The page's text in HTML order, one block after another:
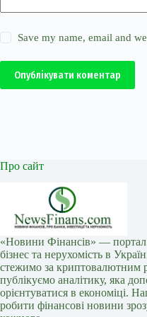
Save my name, email and
Опублікувати коментар
Про сайт
«Новини Фінансів» — портал
бізнес та нерухомість в
стежимо за криптовалютним
публікуємо аналітику, яка
орієнтуватися в економіці.
робити фінансові новини